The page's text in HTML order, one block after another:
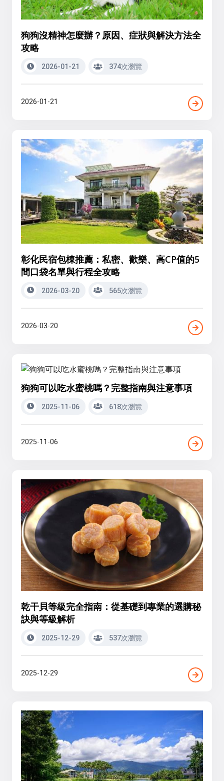
狗狗沒精神怎麼辦？原因、症狀與解決方法全
攻略
2026-01-21 374次瀏覽
2026-01-21
彰化民宿包棟推薦：私密、歡樂、高CP值的5
間口袋名單與行程全攻略
2026-03-20 565次瀏覽
2026-03-20
狗狗可以吃水蜜桃嗎？完整指南與注意事項
2025-11-06 618次瀏覽
2025-11-06
乾干貝等級完全指南：從基礎到專業的選購秘
訣與等級解析
2025-12-29 537次瀏覽
2025-12-29